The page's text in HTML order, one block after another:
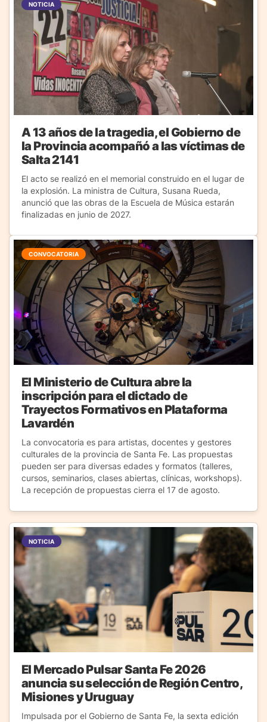
NOTICIA
A 13 años de la tragedia, el Gobierno de
la Provincia acompañó a las víctimas de
Salta 2141
El acto se realizó en el memorial construido en el lugar de
la explosión. La ministra de Cultura, Susana Rueda,
anunció que las obras de la Escuela de Música estarán
finalizadas en junio de 2027.
CONVOCATORIA
El Ministerio de Cultura abre la
inscripción para el dictado de
Trayectos Formativos en Plataforma
Lavardén
La convocatoria es para artistas, docentes y gestores
culturales de la provincia de Santa Fe. Las propuestas
pueden ser para diversas edades y formatos (talleres,
cursos, seminarios, clases abiertas, clínicas, workshops).
La recepción de propuestas cierra el 17 de agosto.
NOTICIA
El Mercado Pulsar Santa Fe 2026
anuncia su selección de Región Centro,
Misiones y Uruguay
Impulsada por el Gobierno de Santa Fe, la sexta edición